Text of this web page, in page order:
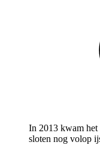
In 2013 kwam het
sloten nog volop